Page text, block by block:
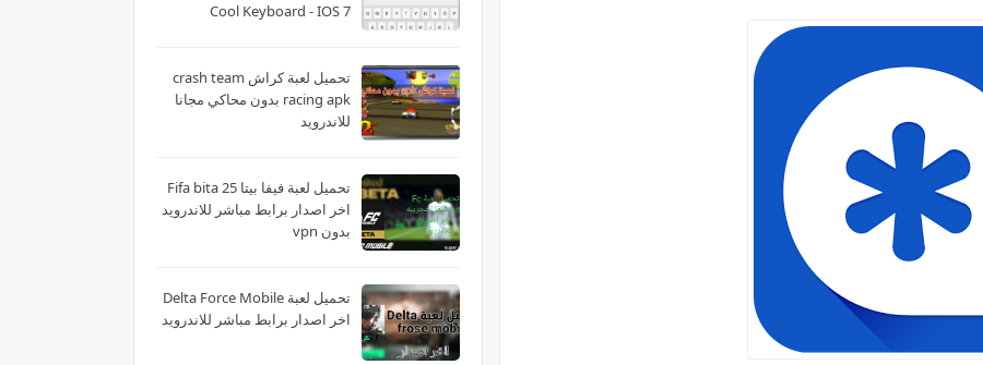
Cool Keyboard - IOS 7
تحميل لعبة كراش crash team
racing apk بدون محاكي مجانا
للاندرويد
تحميل لعبة فيفا بيتا 25 Fifa bita
اخر اصدار برابط مباشر للاندرويد
بدون vpn
تحميل لعبة Delta Force Mobile
اخر اصدار برابط مباشر للاندرويد